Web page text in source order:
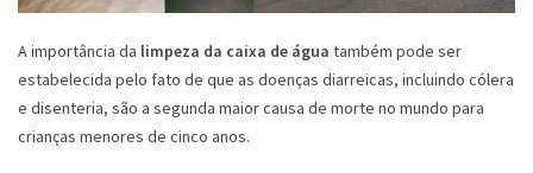
A importância da limpeza da caixa de água também pode ser
estabelecida pelo fato de que as doenças diarreicas, incluindo cólera
e disenteria, são a segunda maior causa de morte no mundo para
crianças menores de cinco anos.